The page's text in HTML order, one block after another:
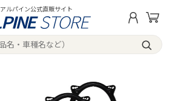
アルパイン公式直販サイト